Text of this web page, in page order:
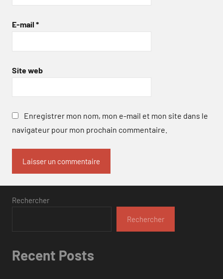
E-mail *
Site web
Enregistrer mon nom, mon e-mail et mon site dans le
navigateur pour mon prochain commentaire.
Rechercher
Rechercher
Recent Posts